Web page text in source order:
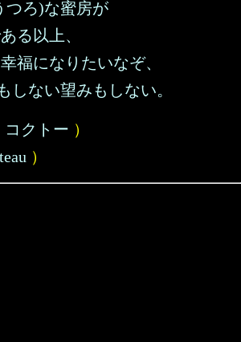
つろ)な蜜房が
る以上、
福になりたいなぞ、
しない望みもしない。
コクトー ）
）